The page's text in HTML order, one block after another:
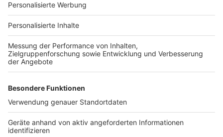
Für Unternehmen
Ihre Baufirma auf bauen.de
Kostenloses Infogespräch